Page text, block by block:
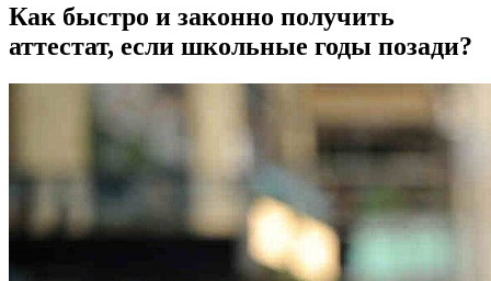
Как быстро и законно получить
аттестат, если школьные годы позади?